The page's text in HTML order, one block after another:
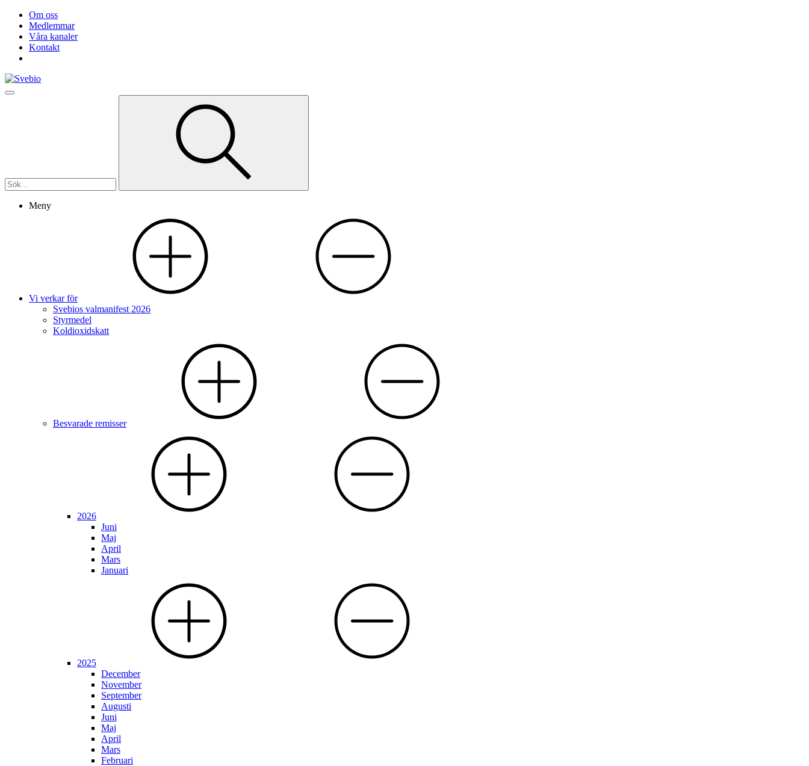
Om oss
Medlemmar
Våra kanaler
Kontakt
Meny
Vi verkar för
Svebios valmanifest 2026
Styrmedel
Koldioxidskatt
Besvarade remisser
2026
Juni
Maj
April
Mars
Januari
2025
December
November
September
Augusti
Juni
Maj
April
Mars
Februari